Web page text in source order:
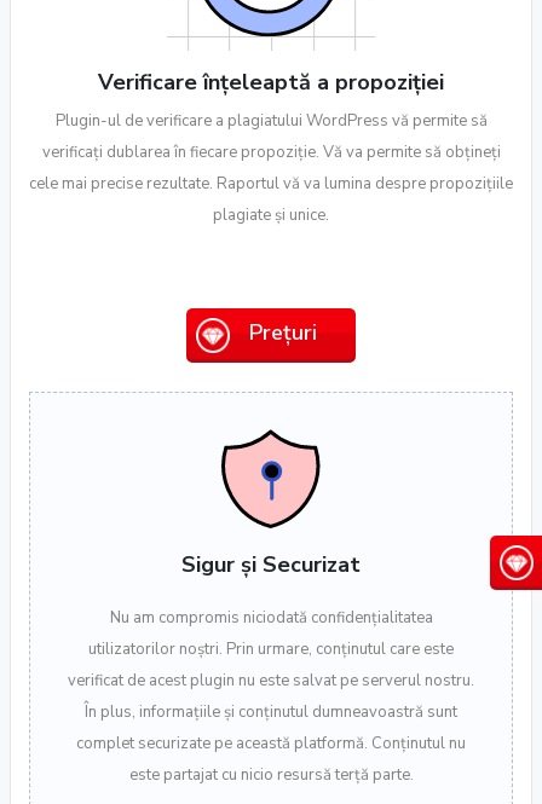
Verificare înțeleaptă a propoziției
Plugin-ul de verificare a plagiatului WordPress vă permite să
verificați dublarea în fiecare propoziție. Vă va permite să obțineți
cele mai precise rezultate. Raportul vă va lumina despre propozițiile
plagiate și unice.
Prețuri
Sigur și Securizat
Nu am compromis niciodată confidențialitatea
utilizatorilor noștri. Prin urmare, conținutul care este
verificat de acest plugin nu este salvat pe serverul nostru.
În plus, informațiile și conținutul dumneavoastră sunt
complet securizate pe această platformă. Conținutul nu
este partajat cu nicio resursă terță parte.